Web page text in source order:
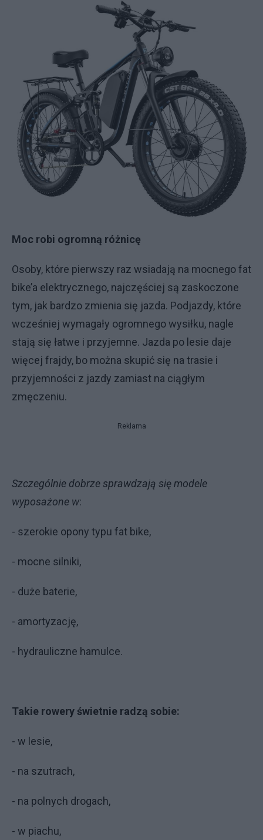
Moc robi ogromną różnicę
Osoby, które pierwszy raz wsiadają na mocnego fat
bike’a elektrycznego, najczęściej są zaskoczone
tym, jak bardzo zmienia się jazda. Podjazdy, które
wcześniej wymagały ogromnego wysiłku, nagle
stają się łatwe i przyjemne. Jazda po lesie daje
więcej frajdy, bo można skupić się na trasie i
przyjemności z jazdy zamiast na ciągłym
zmęczeniu.
Reklama
Szczególnie dobrze sprawdzają się modele
wyposażone w:
- szerokie opony typu fat bike,
- mocne silniki,
- duże baterie,
- amortyzację,
- hydrauliczne hamulce.
Takie rowery świetnie radzą sobie:
- w lesie,
- na szutrach,
- na polnych drogach,
- w piachu,